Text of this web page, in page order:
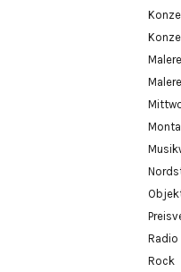
Radio
Rock